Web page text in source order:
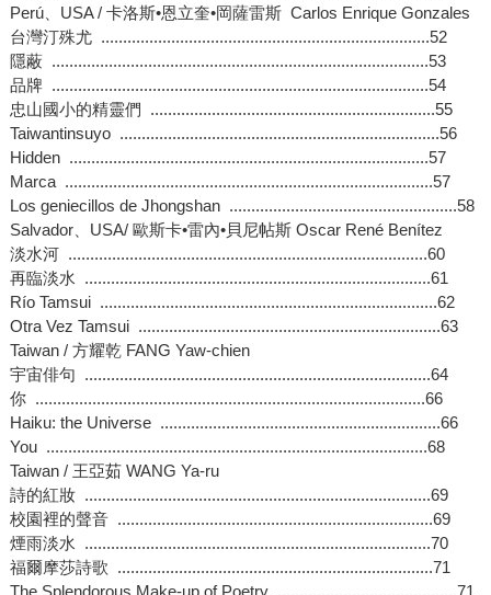
Perú、USA / 卡洛斯•恩立奎•岡薩雷斯 Carlos Enrique Gonzales
台灣汀殊尤 ...........................................................................52
隱蔽 ......................................................................................53
品牌 ......................................................................................54
忠山國小的精靈們 .................................................................55
Taiwantinsuyo .........................................................................56
Hidden ..................................................................................57
Marca ....................................................................................57
Los geniecillos de Jhongshan ....................................................58
Salvador、USA/ 歐斯卡•雷內•貝尼帖斯 Oscar René Benítez
淡水河 ..................................................................................60
再臨淡水 ...............................................................................61
Río Tamsui .............................................................................62
Otra Vez Tamsui .....................................................................63
Taiwan / 方耀乾 FANG Yaw-chien
宇宙俳句 ...............................................................................64
你 .........................................................................................66
Haiku: the Universe ................................................................66
You .......................................................................................68
Taiwan / 王亞茹 WANG Ya-ru
詩的紅妝 ...............................................................................69
校園裡的聲音 ........................................................................69
煙雨淡水 ...............................................................................70
福爾摩莎詩歌 ........................................................................71
The Splendorous Make-up of Poetry .........................................71